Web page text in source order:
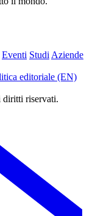
Eventi StudiAziende
editoriale (EN)
riservati.